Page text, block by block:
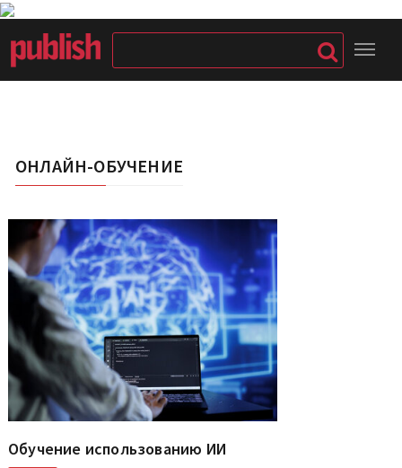
ОНЛАЙН-ОБУЧЕНИЕ
Обучение использованию ИИ